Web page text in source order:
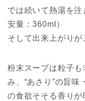
では続いて熱湯を
安量：360ml）
そして出来上がりが
粉末スープは粒子
み、“あさり”の旨
の食欲そそる香り